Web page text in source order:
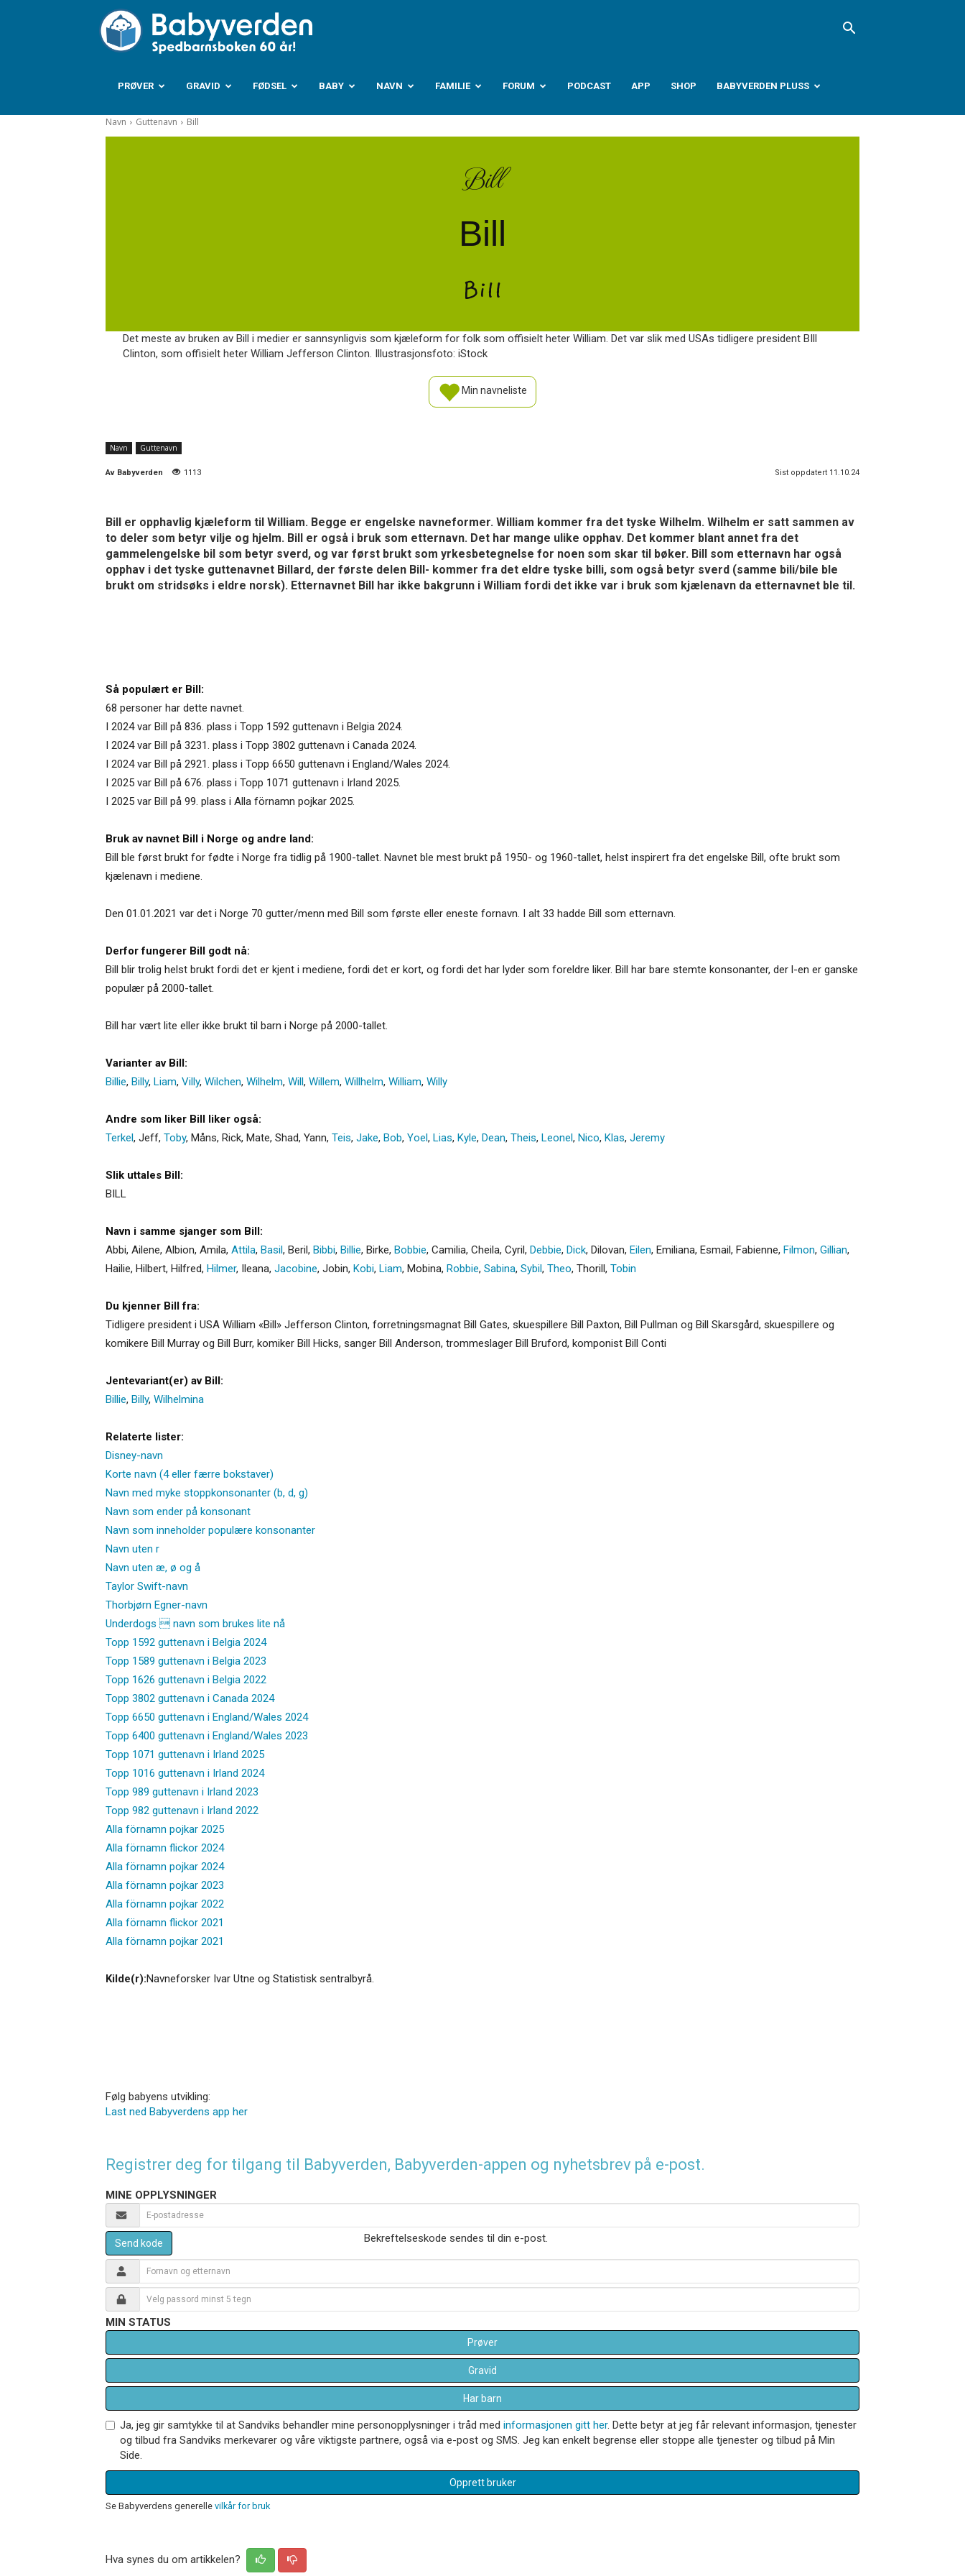
Babyverden.no
PRØVER GRAVID FØDSEL BABY NAVN FAMILIE FORUM PODCAST APP SHOP BABYVERDEN PLUSS
Navn Guttenavn Bill
Bill
Bill
Bill
Det meste av bruken av Bill i medier er sannsynligvis som kjæleform for folk som offisielt heter William. Det var slik med USAs tidligere president BIll
Clinton, som offisielt heter William Jefferson Clinton. Illustrasjonsfoto: iStock
Min navneliste
Navn Guttenavn
Av Babyverden 1113 Sist oppdatert 11.10.24
Bill er opphavlig kjæleform til William. Begge er engelske navneformer. William kommer fra det tyske Wilhelm. Wilhelm er satt sammen av
to deler som betyr vilje og hjelm. Bill er også i bruk som etternavn. Det har mange ulike opphav. Det kommer blant annet fra det
gammelengelske bil som betyr sverd, og var først brukt som yrkesbetegnelse for noen som skar til bøker. Bill som etternavn har også
opphav i det tyske guttenavnet Billard, der første delen Bill- kommer fra det eldre tyske billi, som også betyr sverd (samme bili/bile ble
brukt om stridsøks i eldre norsk). Etternavnet Bill har ikke bakgrunn i William fordi det ikke var i bruk som kjælenavn da etternavnet ble til.
Så populært er Bill:
68 personer har dette navnet.
I 2024 var Bill på 836. plass i Topp 1592 guttenavn i Belgia 2024.
I 2024 var Bill på 3231. plass i Topp 3802 guttenavn i Canada 2024.
I 2024 var Bill på 2921. plass i Topp 6650 guttenavn i England/Wales 2024.
I 2025 var Bill på 676. plass i Topp 1071 guttenavn i Irland 2025.
I 2025 var Bill på 99. plass i Alla förnamn pojkar 2025.
Bruk av navnet Bill i Norge og andre land:
Bill ble først brukt for fødte i Norge fra tidlig på 1900-tallet. Navnet ble mest brukt på 1950- og 1960-tallet, helst inspirert fra det engelske Bill, ofte brukt som
kjælenavn i mediene.
Den 01.01.2021 var det i Norge 70 gutter/menn med Bill som første eller eneste fornavn. I alt 33 hadde Bill som etternavn.
Derfor fungerer Bill godt nå:
Bill blir trolig helst brukt fordi det er kjent i mediene, fordi det er kort, og fordi det har lyder som foreldre liker. Bill har bare stemte konsonanter, der l-en er ganske
populær på 2000-tallet.
Bill har vært lite eller ikke brukt til barn i Norge på 2000-tallet.
Varianter av Bill:
Billie, Billy, Liam, Villy, Wilchen, Wilhelm, Will, Willem, Willhelm, William, Willy
Andre som liker Bill liker også:
Terkel, Jeff, Toby, Måns, Rick, Mate, Shad, Yann, Teis, Jake, Bob, Yoel, Lias, Kyle, Dean, Theis, Leonel, Nico, Klas, Jeremy
Slik uttales Bill:
BILL
Navn i samme sjanger som Bill:
Abbi, Ailene, Albion, Amila, Attila, Basil, Beril, Bibbi, Billie, Birke, Bobbie, Camilia, Cheila, Cyril, Debbie, Dick, Dilovan, Eilen, Emiliana, Esmail, Fabienne, Filmon, Gillian,
Hailie, Hilbert, Hilfred, Hilmer, Ileana, Jacobine, Jobin, Kobi, Liam, Mobina, Robbie, Sabina, Sybil, Theo, Thorill, Tobin
Du kjenner Bill fra:
Tidligere president i USA William «Bill» Jefferson Clinton, forretningsmagnat Bill Gates, skuespillere Bill Paxton, Bill Pullman og Bill Skarsgård, skuespillere og
komikere Bill Murray og Bill Burr, komiker Bill Hicks, sanger Bill Anderson, trommeslager Bill Bruford, komponist Bill Conti
Jentevariant(er) av Bill:
Billie, Billy, Wilhelmina
Relaterte lister:
Disney-navn
Korte navn (4 eller færre bokstaver)
Navn med myke stoppkonsonanter (b, d, g)
Navn som ender på konsonant
Navn som inneholder populære konsonanter
Navn uten r
Navn uten æ, ø og å
Taylor Swift-navn
Thorbjørn Egner-navn
Underdogs  navn som brukes lite nå
Topp 1592 guttenavn i Belgia 2024
Topp 1589 guttenavn i Belgia 2023
Topp 1626 guttenavn i Belgia 2022
Topp 3802 guttenavn i Canada 2024
Topp 6650 guttenavn i England/Wales 2024
Topp 6400 guttenavn i England/Wales 2023
Topp 1071 guttenavn i Irland 2025
Topp 1016 guttenavn i Irland 2024
Topp 989 guttenavn i Irland 2023
Topp 982 guttenavn i Irland 2022
Alla förnamn pojkar 2025
Alla förnamn flickor 2024
Alla förnamn pojkar 2024
Alla förnamn pojkar 2023
Alla förnamn pojkar 2022
Alla förnamn flickor 2021
Alla förnamn pojkar 2021
Kilde(r):Navneforsker Ivar Utne og Statistisk sentralbyrå.
Følg babyens utvikling:
Last ned Babyverdens app her
Registrer deg for tilgang til Babyverden, Babyverden-appen og nyhetsbrev på e-post.
MINE OPPLYSNINGER
Send kode Bekreftelseskode sendes til din e-post.
MIN STATUS
Prøver
Gravid
Har barn
Ja, jeg gir samtykke til at Sandviks behandler mine personopplysninger i tråd med informasjonen gitt her. Dette betyr at jeg får relevant informasjon, tjenester
og tilbud fra Sandviks merkevarer og våre viktigste partnere, også via e-post og SMS. Jeg kan enkelt begrense eller stoppe alle tjenester og tilbud på Min
Side.
Opprett bruker
Se Babyverdens generelle vilkår for bruk
Hva synes du om artikkelen?